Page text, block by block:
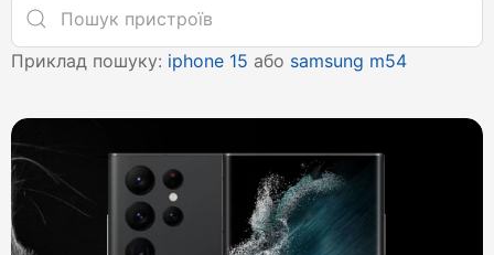
Приклад пошуку: iphone 15 або samsung m54